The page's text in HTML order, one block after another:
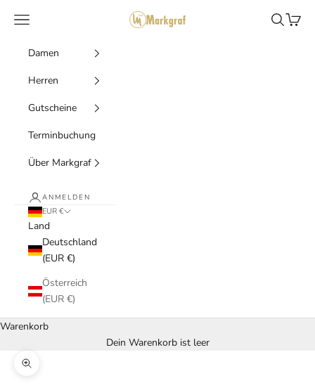
Markgraf Trachten
Menü Suchen
Damen
Herren
Gutscheine
Terminbuchung
Über Markgraf
ANMELDEN
EUR €
Land
Deutschland
(EUR €)
Österreich
(EUR €)
Warenkorb
Dein Warenkorb ist leer
Bild vergrößern